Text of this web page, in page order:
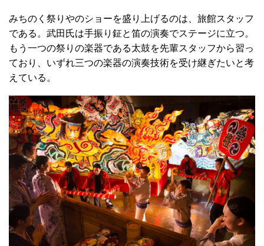
みちのく祭りやのショーを盛り上げるのは、旅館スタッフ
である。武田氏は手振り鉦と笛の演奏でステージに立つ。
もう一つの祭りの楽器である太鼓を先輩スタッフから習っ
ており、いずれ三つの楽器の演奏技術を受け継ぎたいと考
えている。